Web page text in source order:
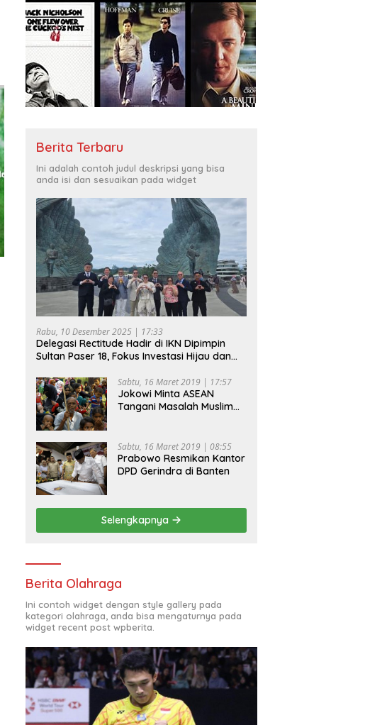
Berita Terbaru
Ini adalah contoh judul deskripsi yang bisa
anda isi dan sesuaikan pada widget
Rabu, 10 Desember 2025 | 17:33
Delegasi Rectitude Hadir di IKN Dipimpin
Sultan Paser 18, Fokus Investasi Hijau dan
Sabtu, 16 Maret 2019 | 17:57
Jokowi Minta ASEAN
Tangani Masalah Muslim
Sabtu, 16 Maret 2019 | 08:55
Prabowo Resmikan Kantor
DPD Gerindra di Banten
Selengkapnya
Berita Olahraga
Ini contoh widget dengan style gallery pada
kategori olahraga, anda bisa mengaturnya pada
widget recent post wpberita.